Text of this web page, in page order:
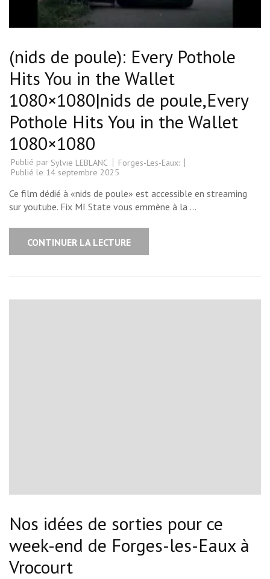
(nids de poule): Every Pothole
Hits You in the Wallet
1080×1080|nids de poule,Every
Pothole Hits You in the Wallet
1080×1080
Publié par Sylvie LEBLANC
Forges-Les-Eaux:
Publié le 14 septembre 2025
Ce film dédié à «nids de poule» est accessible en streaming
sur youtube. Fix MI State vous emmène à la …
CONTINUER LA LECTURE
Nos idées de sorties pour ce
week-end de Forges-les-Eaux à
Vrocourt